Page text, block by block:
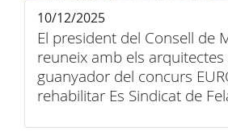
El president del Consell de
reuneix amb els
guanyador del concurs
rehabilitar Es Sindicat de
10/12/2025